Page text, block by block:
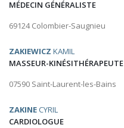
MÉDECIN GÉNÉRALISTE
69124 Colombier-Saugnieu
ZAKIEWICZ KAMIL
MASSEUR-KINÉSITHÉRAPEUTE
07590 Saint-Laurent-les-Bains
ZAKINE CYRIL
CARDIOLOGUE